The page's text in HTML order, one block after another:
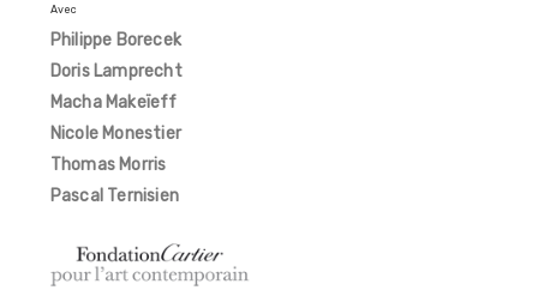
Avec
Philippe Borecek
Doris Lamprecht
Macha Makeïeff
Nicole Monestier
Thomas Morris
Pascal Ternisien